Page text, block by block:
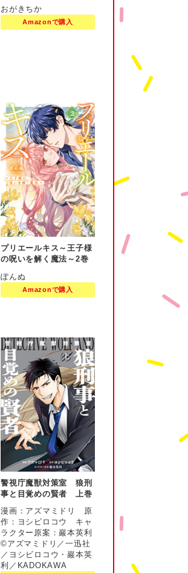
おがきちか
Amazonで購入
プリエールキス～王子様
の呪いを解く魔法～2巻
ぽんぬ
Amazonで購入
警視庁魔獣対策室 狼刑
事と目覚めの賢者 上巻
漫画：アズマミドリ 原
作：ヨシビロコウ キャ
ラクター原案：巖本英利
©アズマミドリ／一迅社
／ヨシビロコウ・巖本英
利／KADOKAWA